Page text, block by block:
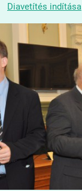
Diavetítés indítása